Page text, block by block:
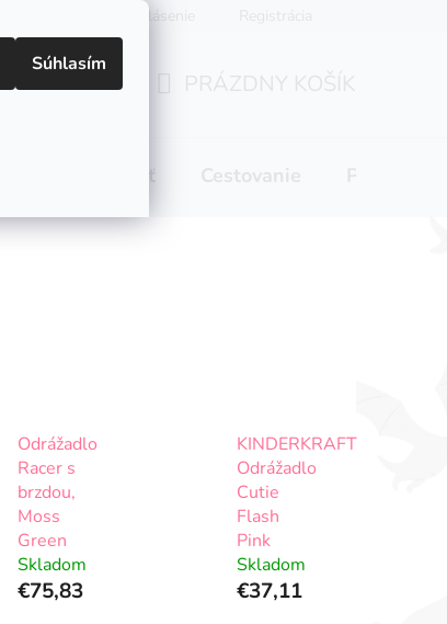
Súhlasím
Prihlásenie
Odrážadlo
Racer s
brzdou,
Moss
Green
Skladom
€75,83
KINDERKRAFT
Odrážadlo
Cutie
Flash
Pink
Skladom
€37,11